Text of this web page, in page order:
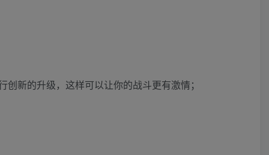
新的升级，这样可以让你的战斗更有激情；